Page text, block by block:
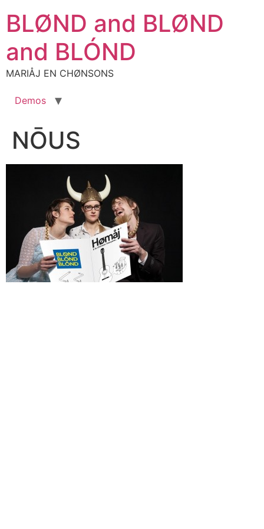
contenu
BLØND and BLØND
and BLÓND
MARIÅJ EN CHØNSONS
Demos
NŌUS